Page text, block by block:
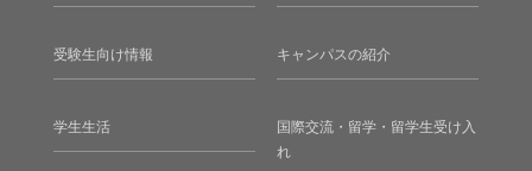
受験生向け情報 キャンパスの紹介
学生生活
国際交流・留学・留学生受け入
れ